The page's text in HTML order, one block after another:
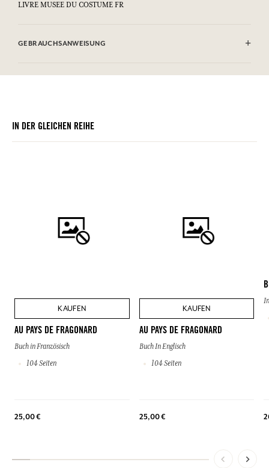
LIVRE MUSEE DU COSTUME FR
GEBRAUCHSANWEISUNG
IN DER GLEICHEN REIHE
KAUFEN
AU PAYS DE FRAGONARD
Buch in Französisch
104 Seiten
25,00 €
KAUFEN
AU PAYS DE FRAGONARD
Buch In Englisch
104 Seiten
25,00 €